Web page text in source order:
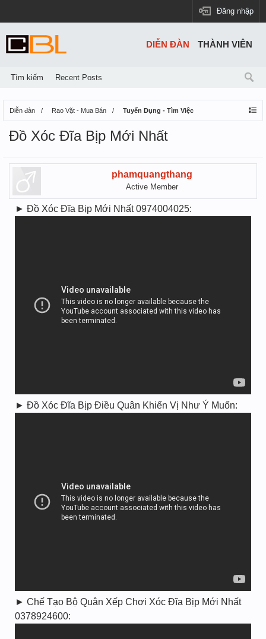
Đăng nhập
Diễn đàn Rao Vặt - Mua Bán Tuyển Dụng - Tìm Việc
Đồ Xóc Đĩa Bịp Mới Nhất
phamquangthang
Active Member
► Đồ Xóc Đĩa Bịp Mới Nhất 0974004025:
► Đồ Xóc Đĩa Bịp Điều Quân Khiển Vị Như Ý Muốn:
► Chế Tạo Bộ Quân Xếp Chơi Xóc Đĩa Bịp Mới Nhất
0378924600:
DIỄN ĐÀN
Tìm kiếm Recent Posts
THÀNH VIÊN